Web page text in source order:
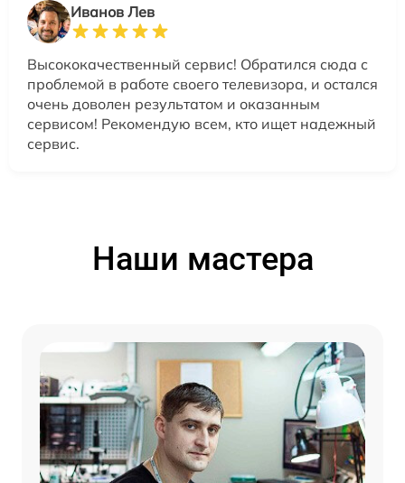
Иванов Лев
Высококачественный сервис! Обратился сюда с
проблемой в работе своего телевизора, и остался
очень доволен результатом и оказанным
сервисом! Рекомендую всем, кто ищет надежный
сервис.
Наши мастера